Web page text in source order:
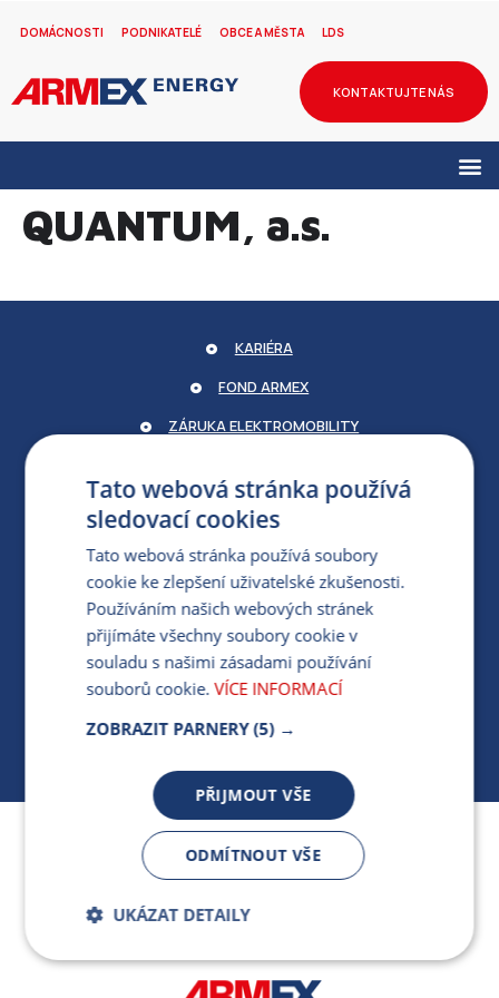
DOMÁCNOSTI PODNIKATELÉ OBCE A MĚSTA LDS
KONTAKTUJTE NÁS
QUANTUM, a.s.
Jsme součástí skupiny ARMEX a členem Asociace
nezávislých dodavatelů energií.
KARIÉRA
FOND ARMEX
ZÁRUKA ELEKTROMOBILITY
PRO MÉDIA
MÁM DOTAZ KE STÁVAJÍCÍ SMLOUVĚ
412 154 154
PO-PÁ 7:30-17:00
Tato webová stránka používá
sledovací cookies
Tato webová stránka používá soubory
cookie ke zlepšení uživatelské zkušenosti.
Používáním našich webových stránek
přijímáte všechny soubory cookie v
souladu s našimi zásadami používání
souborů cookie. VÍCE INFORMACÍ
ZOBRAZIT PARNERY (5) →
PŘIJMOUT VŠE
ODMÍTNOUT VŠE
UKÁZAT DETAILY
Bezpodmínečně
nutné soubory
Výkonnostní